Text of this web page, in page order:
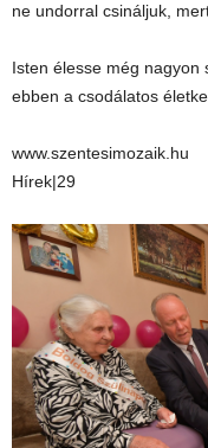
ne undorral csináljuk,
Isten élesse még nagyon
ebben a csodálatos
www.szentesimozaik.hu
Hírek|29